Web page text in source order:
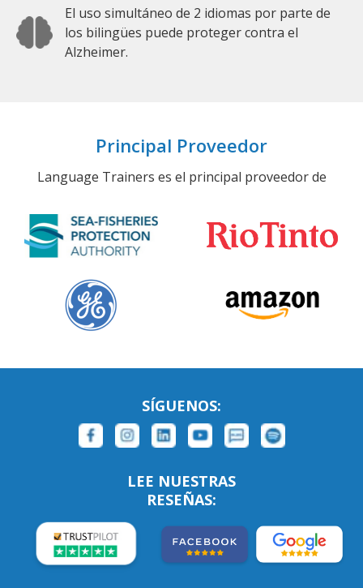
El uso simultáneo de 2 idiomas por parte de
los bilingües puede proteger contra el
Alzheimer.
Principal Proveedor
Language Trainers es el principal proveedor de
SÍGUENOS:
LEE NUESTRAS
RESEÑAS: